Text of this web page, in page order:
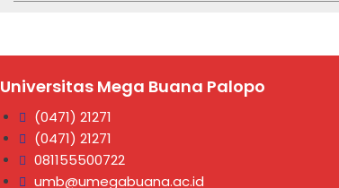
Universitas Mega Buana Palopo
(0471) 21271
(0471) 21271
081155500722
umb@umegabuana.ac.id